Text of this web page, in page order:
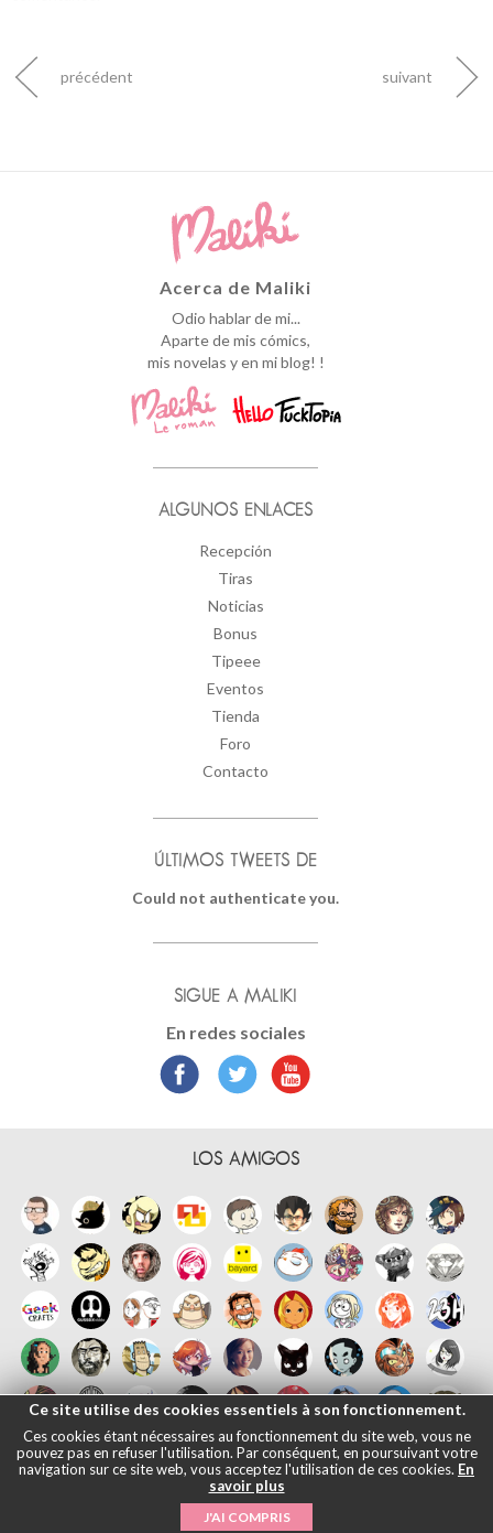
précédent suivant
Acerca de Maliki
Odio hablar de mi...
Aparte de mis cómics,
mis novelas y en mi blog! !
ALGUNOS ENLACES
Recepción
Tiras
Noticias
Bonus
Tipeee
Eventos
Tienda
Foro
Contacto
ÚLTIMOS TWEETS DE
Could not authenticate you.
SIGUE A MALIKI
En redes sociales
LOS AMIGOS
日本語|Notas legales
Ce site utilise des cookies essentiels à son fonctionnement.
Ces cookies étant nécessaires au fonctionnement du site web, vous ne
pouvez pas en refuser l'utilisation. Par conséquent, en poursuivant votre
navigation sur ce site web, vous acceptez l'utilisation de ces cookies. En
savoir plus
J'AI COMPRIS